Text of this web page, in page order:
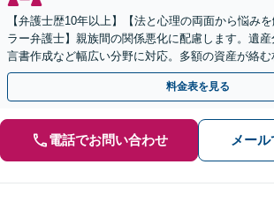
【弁護士歴10年以上】【法と心理の両面から悩み
ラー弁護士】親族間の関係悪化に配慮します。遺
言書作成など幅広い分野に対応。多額の資産が絡む
さい。【夜間・休日の相談可能】【駐車場完備】
料金表を見る
電話でお問い合わせ メー